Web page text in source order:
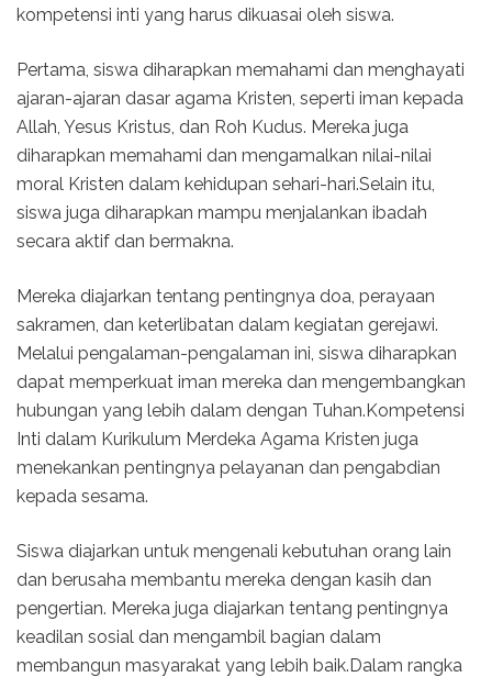
kompetensi inti yang harus dikuasai oleh siswa.
Pertama, siswa diharapkan memahami dan menghayati
ajaran-ajaran dasar agama Kristen, seperti iman kepada
Allah, Yesus Kristus, dan Roh Kudus. Mereka juga
diharapkan memahami dan mengamalkan nilai-nilai
moral Kristen dalam kehidupan sehari-hari.Selain itu,
siswa juga diharapkan mampu menjalankan ibadah
secara aktif dan bermakna.
Mereka diajarkan tentang pentingnya doa, perayaan
sakramen, dan keterlibatan dalam kegiatan gerejawi.
Melalui pengalaman-pengalaman ini, siswa diharapkan
dapat memperkuat iman mereka dan mengembangkan
hubungan yang lebih dalam dengan Tuhan.Kompetensi
Inti dalam Kurikulum Merdeka Agama Kristen juga
menekankan pentingnya pelayanan dan pengabdian
kepada sesama.
Siswa diajarkan untuk mengenali kebutuhan orang lain
dan berusaha membantu mereka dengan kasih dan
pengertian. Mereka juga diajarkan tentang pentingnya
keadilan sosial dan mengambil bagian dalam
membangun masyarakat yang lebih baik.Dalam rangka